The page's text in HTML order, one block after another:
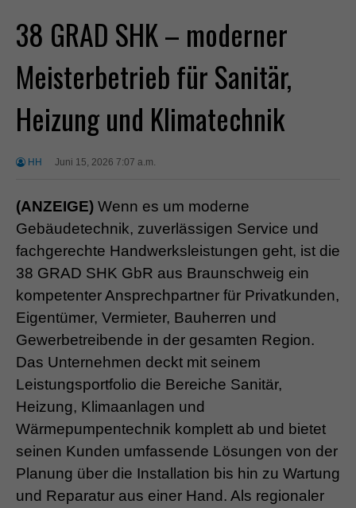
38 GRAD SHK – moderner
Meisterbetrieb für Sanitär,
Heizung und Klimatechnik
HH Juni 15, 2026 7:07 a.m.
(ANZEIGE) Wenn es um moderne
Gebäudetechnik, zuverlässigen Service und
fachgerechte Handwerksleistungen geht, ist die
38 GRAD SHK GbR aus Braunschweig ein
kompetenter Ansprechpartner für Privatkunden,
Eigentümer, Vermieter, Bauherren und
Gewerbetreibende in der gesamten Region.
Das Unternehmen deckt mit seinem
Leistungsportfolio die Bereiche Sanitär,
Heizung, Klimaanlagen und
Wärmepumpentechnik komplett ab und bietet
seinen Kunden umfassende Lösungen von der
Planung über die Installation bis hin zu Wartung
und Reparatur aus einer Hand. Als regionaler